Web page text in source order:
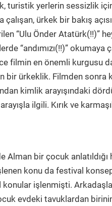
turistik yerlerin sessizlik
çalışan, ürkek bir bakış
“Ulu Önder Atatürk(!!)”
“andımızı(!!)”
filmin en önemli kurgusu
bir ürkeklik. Filmden sonra
kimlik arayışındaki
arayışla ilgili. Kırık ve
Alman bir çocuk
konu da festival
konular işlenmişti.
evdeki tavuklardan